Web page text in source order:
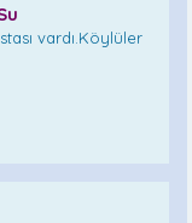
vardı.Köylüler